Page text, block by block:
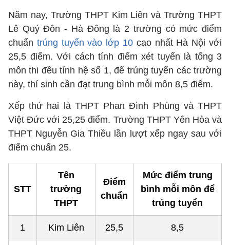
Năm nay, Trường THPT Kim Liên và Trường THPT
Lê Quý Đôn - Hà Đông là 2 trường có mức điểm
chuẩn trúng tuyển vào lớp 10 cao nhất Hà Nội với
25,5 điểm. Với cách tính điểm xét tuyển là tổng 3
môn thi đều tính hệ số 1, để trúng tuyển các trường
này, thí sinh cần đạt trung bình mỗi môn 8,5 điểm.
Xếp thứ hai là THPT Phan Đình Phùng và THPT
Việt Đức với 25,25 điểm. Trường THPT Yên Hòa và
THPT Nguyễn Gia Thiều lần lượt xếp ngay sau với
điểm chuẩn 25.
STT
Tên
trường
THPT
Điểm
chuẩn
Mức điểm trung
bình mỗi môn để
trúng tuyển
1 Kim Liên 25,5 8,5